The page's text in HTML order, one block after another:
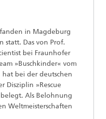
in Magdeburg
statt. Das von Prof.
bei Fraunhofer
»Buschkinder« vom
hat bei der deutschen
Disziplin »Rescue
belegt. Als Belohnung
Weltmeisterschaften